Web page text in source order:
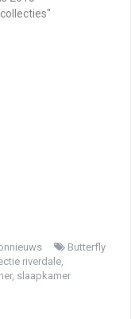
Butterfly
riverdale,
, slaapkamer